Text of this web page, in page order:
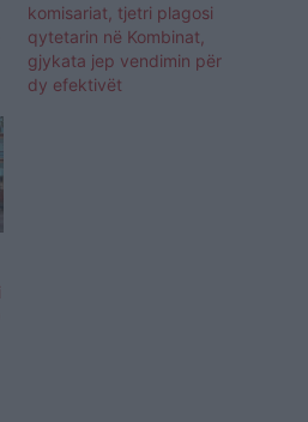
komisariat, tjetri plagosi
qytetarin në Kombinat,
gjykata jep vendimin për
dy efektivët